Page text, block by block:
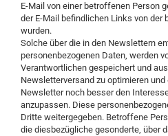
E-Mail von einer betroffenen Person
der E-Mail befindlichen Links von
wurden.
Solche über die in den Newslettern
personenbezogenen Daten, werden
Verantwortlichen gespeichert und
Newsletterversand zu optimieren
Newsletter noch besser den
anzupassen. Diese
Dritte weitergegeben. Betroffene
die diesbezügliche gesonderte, über